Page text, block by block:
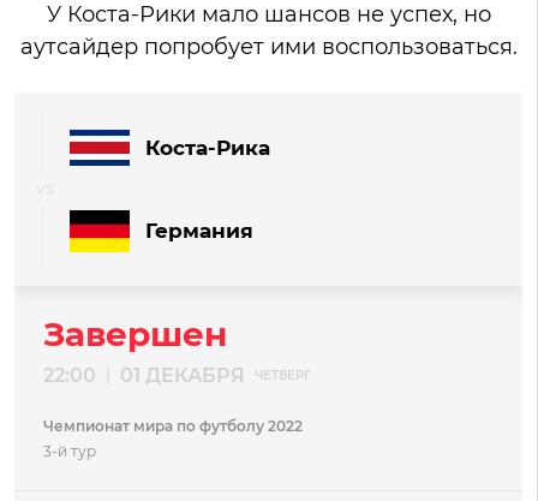
У Коста-Рики мало шансов не успех, но
аутсайдер попробует ими воспользоваться.
Коста-Рика
Германия
Завершен
22:00 01 ДЕКАБРЯ ЧЕТВЕРГ
Чемпионат мира по футболу 2022
3-й тур